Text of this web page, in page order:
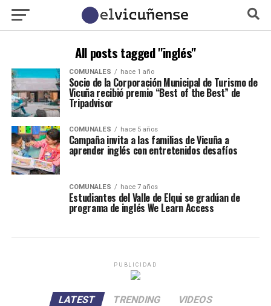
All posts tagged "inglés"
COMUNALES hace 1 año
Socio de la Corporación Municipal de Turismo de
Vicuña recibió premio “Best of the Best” de
Tripadvisor
COMUNALES hace 5 años
Campaña invita a las familias de Vicuña a
aprender inglés con entretenidos desafíos
COMUNALES hace 7 años
Estudiantes del Valle de Elqui se gradúan de
programa de inglés We Learn Access
PUBLICIDAD
LATEST TRENDING VIDEOS